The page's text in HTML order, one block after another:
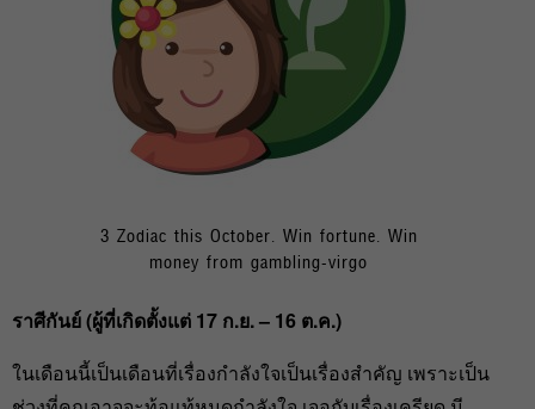
3 Zodiac this October. Win fortune. Win
money from gambling-virgo
ราศีกันย์ (ผู้ที่เกิดตั้งแต่ 17 ก.ย. – 16 ต.ค.)
ในเดือนนี้เป็นเดือนที่เรื่องกำลังใจเป็นเรื่องสำคัญ เพราะเป็น